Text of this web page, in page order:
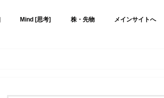
Mind [思考] 株・先物 メインサイトへ